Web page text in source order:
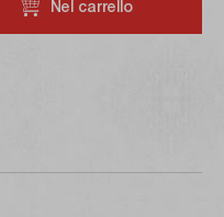
Nel carrello